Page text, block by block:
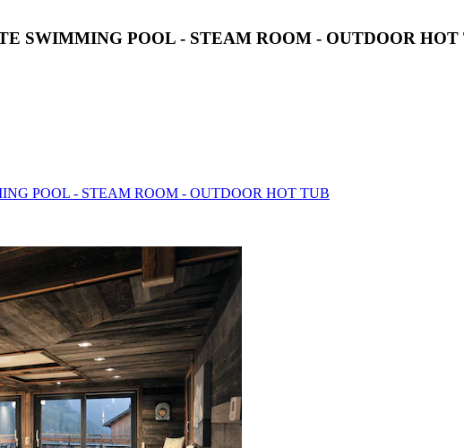
SWIMMING POOL - STEAM ROOM - OUTDOOR HOT
POOL - STEAM ROOM - OUTDOOR HOT TUB